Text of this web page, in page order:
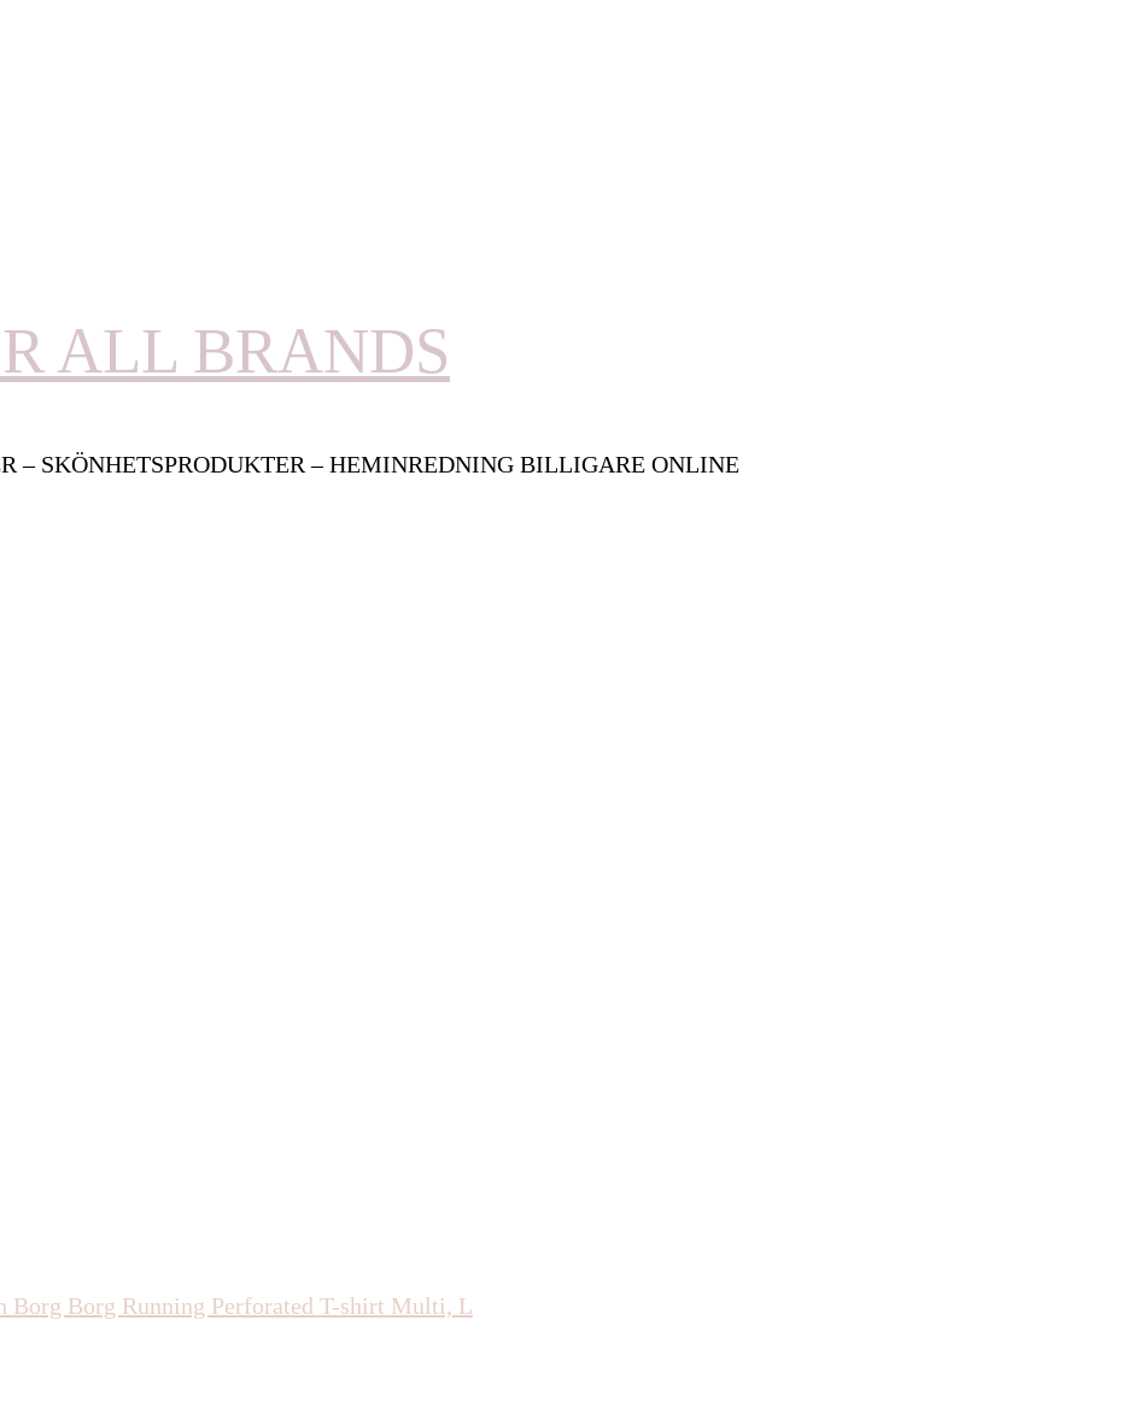
ALL BRANDS
SKÖNHETSPRODUKTER – HEMINREDNING BILLIGARE ONLINE
Borg Borg Running Perforated T-shirt Multi, L